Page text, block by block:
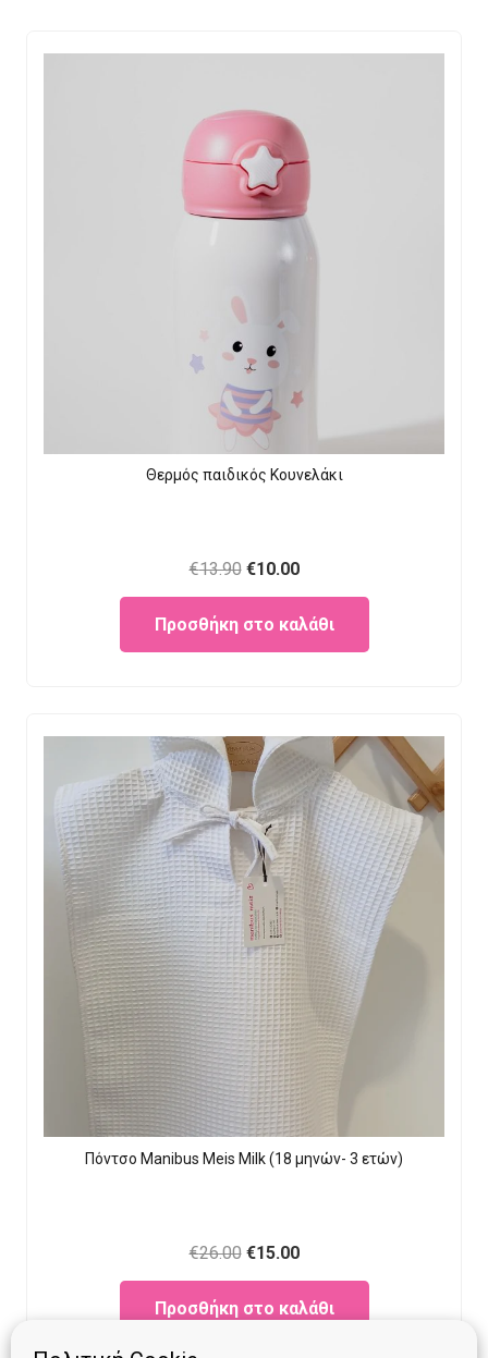
Θερμός παιδικός Κουνελάκι
€13.90 Original
price
was:
€13.90.
€10.00Current
price
is:
€10.00.
Προσθήκη στο καλάθι
Πόντσο Manibus Meis Milk (18 μηνών- 3 ετών)
€26.00 Original
price
was:
€15.00Current
price
is:
Προσθήκη στο καλάθι